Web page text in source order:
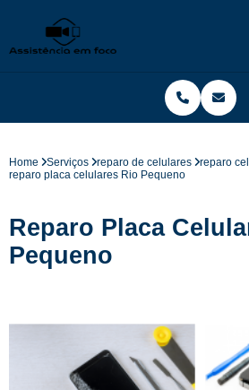
Home Serviços reparo de celulares
reparo
reparo placa celulares Rio Pequeno
Reparo Placa
Pequeno